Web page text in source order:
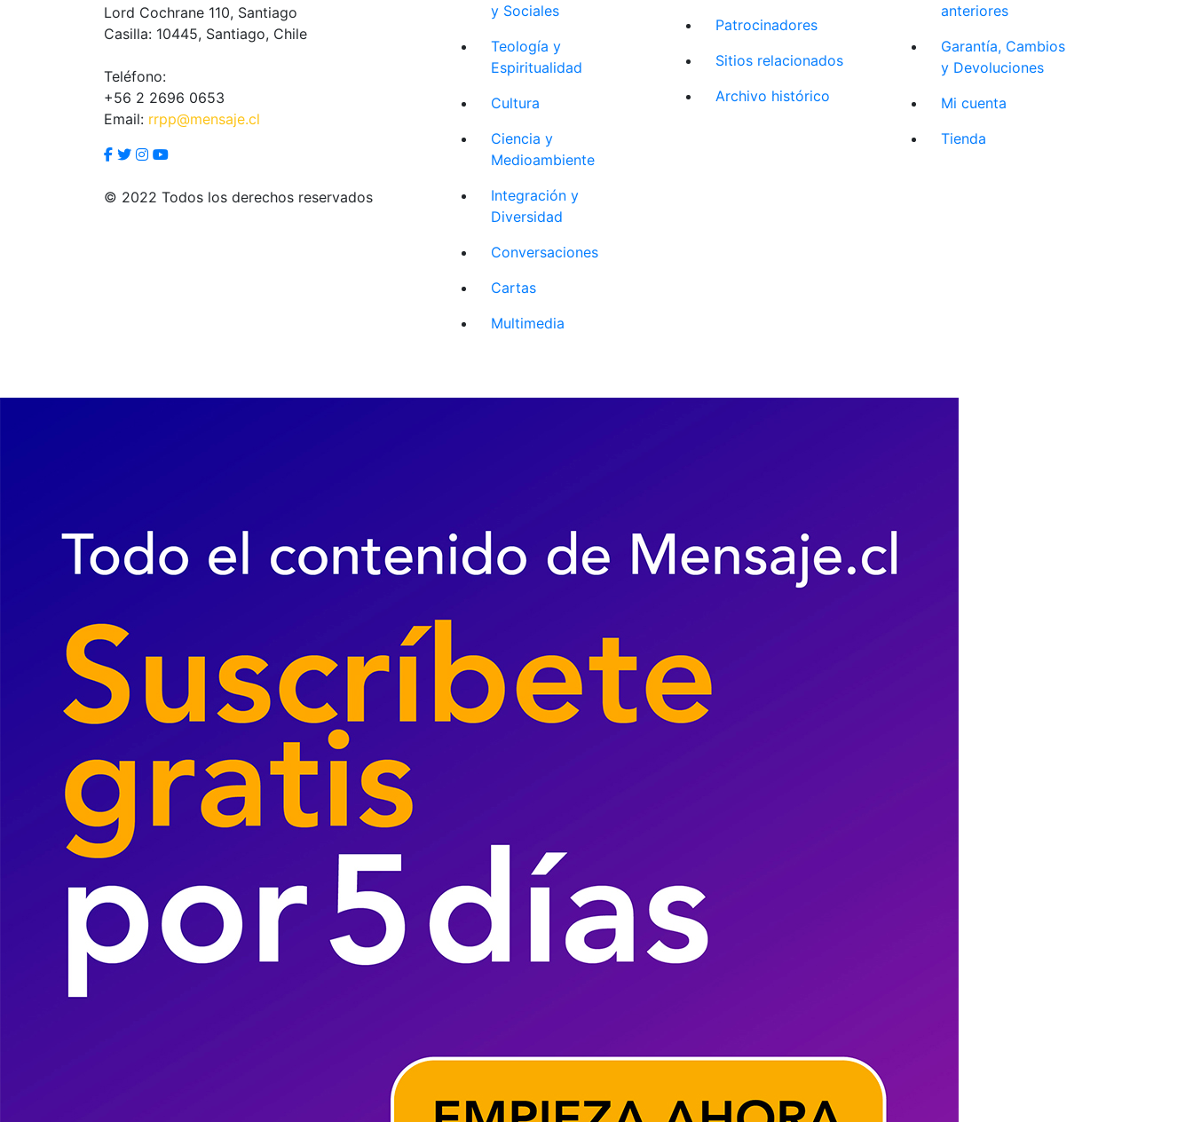
Lord Cochrane 110, Santiago
Casilla: 10445, Santiago, Chile
Teléfono:
+56 2 2696 0653
Email: rrpp@mensaje.cl
© 2022 Todos los derechos reservados
y Sociales
Teología y
Espiritualidad
Cultura
Ciencia y
Medioambiente
Integración y
Diversidad
Conversaciones
Cartas
Multimedia
Patrocinadores
Sitios relacionados
Archivo histórico
anteriores
Garantía, Cambios
y Devoluciones
Mi cuenta
Tienda